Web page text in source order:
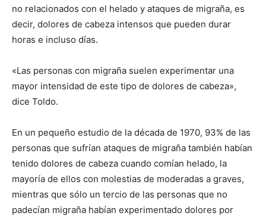
no relacionados con el helado y ataques de migraña, es
decir, dolores de cabeza intensos que pueden durar
horas e incluso días.
«Las personas con migraña suelen experimentar una
mayor intensidad de este tipo de dolores de cabeza»,
dice Toldo.
En un pequeño estudio de la década de 1970, 93% de las
personas que sufrían ataques de migraña también habían
tenido dolores de cabeza cuando comían helado, la
mayoría de ellos con molestias de moderadas a graves,
mientras que sólo un tercio de las personas que no
padecían migraña habían experimentado dolores por